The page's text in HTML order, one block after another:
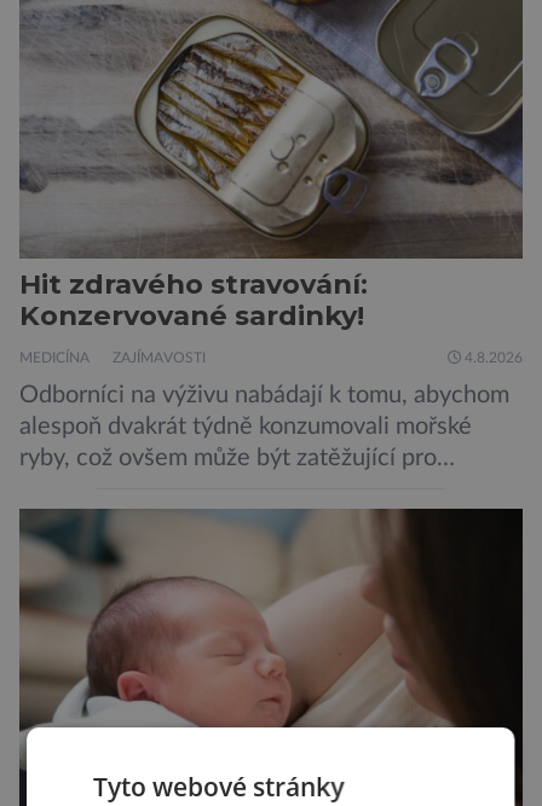
Hit zdravého stravování:
Konzervované sardinky!
MEDICÍNA ZAJÍMAVOSTI 4.8.2026
Odborníci na výživu nabádají k tomu, abychom
alespoň dvakrát týdně konzumovali mořské
ryby, což ovšem může být zatěžující pro
doporučení se nyní staly konzervované
sardinky, které si může dovolit opravdu každý
„Místo toho, aby poskytovaly izolované
mononutrienty, jsou rybí konzervy kompletní
potravinou,“ říká nutriční specialista Colin
Robertson a zdůrazňuje […]
Tyto webové stránky